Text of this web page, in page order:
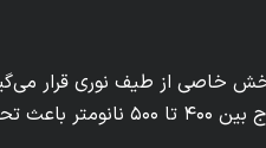
بخش خاصی از طیف نوری قرار
مرئی نور آبی و نور قرمز